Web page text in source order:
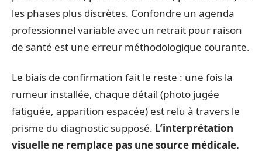
les phases plus discrètes. Confondre un agenda
professionnel variable avec un retrait pour raison
de santé est une erreur méthodologique courante.
Le biais de confirmation fait le reste : une fois la
rumeur installée, chaque détail (photo jugée
fatiguée, apparition espacée) est relu à travers le
prisme du diagnostic supposé. L’interprétation
visuelle ne remplace pas une source médicale.